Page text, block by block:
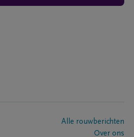
Alle rouwberichten
Over ons